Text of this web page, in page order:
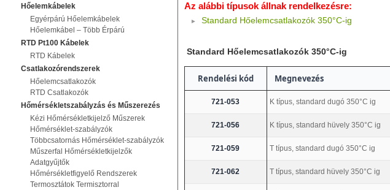
Hőelemkábelek
Egyérpárú Hőelemkábelek
Hőelemkábel – Több Érpárú
RTD Pt100 Kábelek
RTD Kábelek
Csatlakozórendszerek
Hőelemcsatlakozók
RTD Csatlakozók
Hőmérsékletszabályzás és Műszerezés
Kézi Hőmérsékletkijelző Műszerek
Hőmérséklet-szabályzók
Többcsatornás Hőmérséklet-szabályzók
Műszerfal Hőmérsékletkijelzők
Adatgyűjtők
Hőmérsékletfigyelő Rendszerek
Termosztátok Termisztorral
Az alábbi típusok állnak rendelkezésre:
Standard Hőelemcsatlakozók 350°C-ig
Standard Hőelemcsatlakozók 350°C-ig
Rendelési kód Megnevezés
721-053 K típus, standard dugó 350°C ig
721-056 K típus, standard hüvely 350°C ig
721-059 T típus, standard dugó 350°C ig
721-062 T típus, standard hüvely 350°C ig